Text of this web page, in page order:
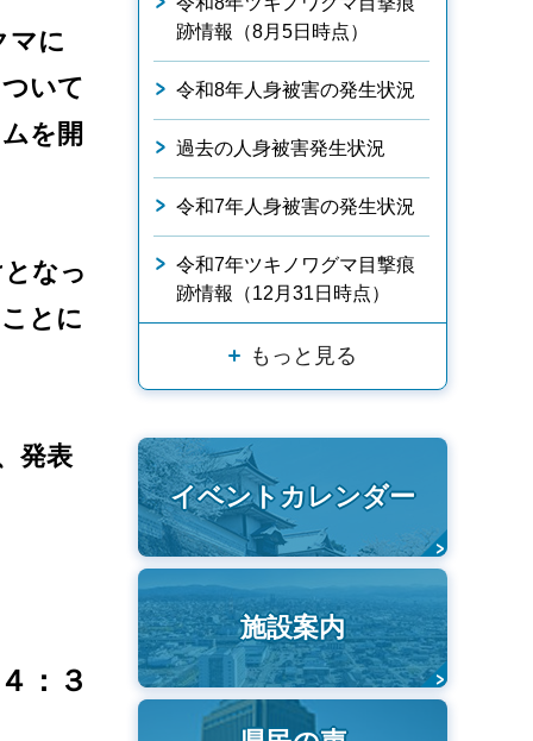
マに
いて
を開
なっ
とに
発表
：３
跡情報（8月5日時点）
令和8年人身被害の発生状況
過去の人身被害発生状況
令和7年人身被害の発生状況
令和7年ツキノワグマ目撃痕
跡情報（12月31日時点）
もっと見る
イベントカレンダー
施設案内